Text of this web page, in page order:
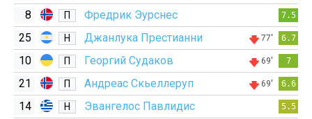
8 П Фредрик Эурснес 7.5
25 Н Джанлука Престианни 77' 6.7
10 П Георгий Судаков 69' 7
21 П Андреас Скьеллеруп 69' 6.6
14 Н Эвангелос Павлидис 5.5